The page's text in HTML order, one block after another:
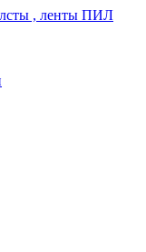
, ленты ПИЛ